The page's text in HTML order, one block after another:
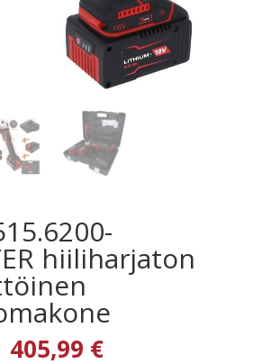
hiiliharjaton
Alkuperäinen
405,99 €Nykyinen